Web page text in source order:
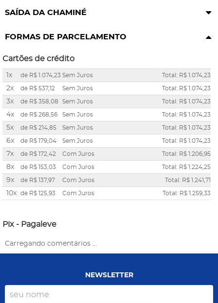
SAÍDA DA CHAMINÉ
FORMAS DE PARCELAMENTO
Cartões de crédito
1x de R$ 1.074,23 Sem Juros Total: R$ 1.074,23
2x de R$ 537,12 Sem Juros Total: R$ 1.074,23
3x de R$ 358,08 Sem Juros Total: R$ 1.074,23
4x de R$ 268,56 Sem Juros Total: R$ 1.074,23
5x de R$ 214,85 Sem Juros Total: R$ 1.074,23
6x de R$ 179,04 Sem Juros Total: R$ 1.074,23
7x de R$ 172,42 Com Juros Total: R$ 1.206,95
8x de R$ 153,03 Com Juros Total: R$ 1.224,25
9x de R$ 137,97 Com Juros Total: R$ 1.241,71
10x de R$ 125,93 Com Juros Total: R$ 1.259,33
Pix - Pagaleve
Carregando comentários ...
NEWSLETTER